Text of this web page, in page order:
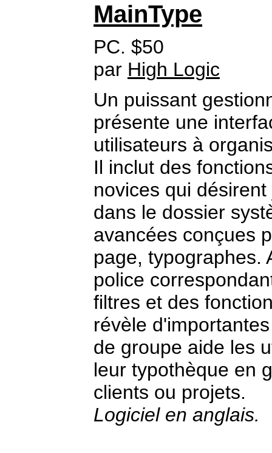
MainType
PC. $50
par High Logic
Un puissant
présente une
utilisateurs à
Il inclut des
novices qui
dans le dossier
avancées conçues
page, typographes.
police
filtres et des
révèle
de groupe aide les
leur typothèque en
clients ou projets.
Logiciel en anglais.